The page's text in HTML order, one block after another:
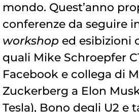
mondo. Quest’anno
conferenze da seguire
workshop ed esibizioni
quali Mike Schroepfer
Facebook e collega di
Zuckerberg a Elon
Tesla), Bono degli U2 e